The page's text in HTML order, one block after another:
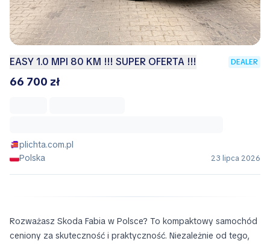
EASY 1.0 MPI 80 KM !!! SUPER OFERTA !!! DEALER
66 700 zł
plichta.com.pl
Polska
23 lipca 2026
Rozważasz Skoda Fabia w Polsce? To kompaktowy samochód
ceniony za skuteczność i praktyczność. Niezależnie od tego,